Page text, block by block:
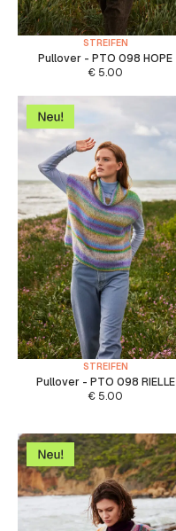
STREIFEN
Pullover - PTO 098 HOPE
€ 5.00
STREIFEN
Pullover - PTO 098 RIELLE
€ 5.00